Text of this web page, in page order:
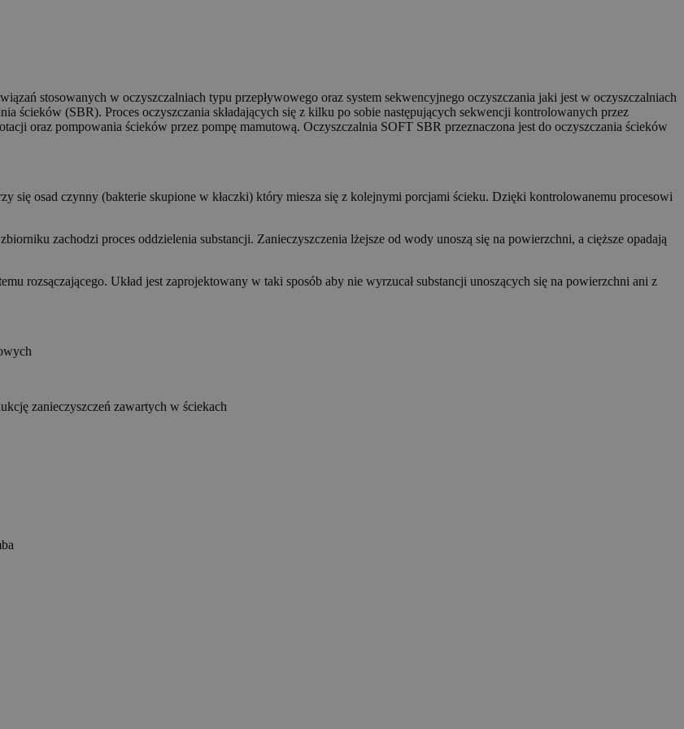
stosowanych w oczyszczalniach typu przepływowego oraz system sekwencyjnego oczyszczania jaki jest w oczyszczalniach
ścieków (SBR). Proces oczyszczania składających się z kilku po sobie następujących sekwencji kontrolowanych przez
oraz pompowania ścieków przez pompę mamutową. Oczyszczalnia SOFT SBR przeznaczona jest do oczyszczania ścieków
się osad czynny (bakterie skupione w kłaczki) który miesza się z kolejnymi porcjami ścieku. Dzięki kontrolowanemu procesowi
zachodzi proces oddzielenia substancji. Zanieczyszczenia lżejsze od wody unoszą się na powierzchni, a cięższe opadają
rozsączającego. Układ jest zaprojektowany w taki sposób aby nie wyrzucał substancji unoszących się na powierzchni ani z
zanieczyszczeń zawartych w ściekach